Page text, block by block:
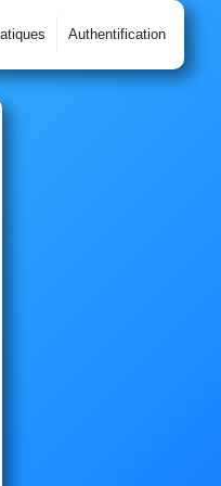
Authentification